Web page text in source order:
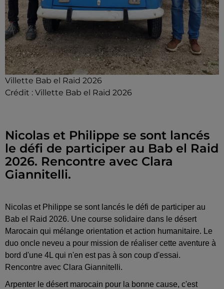
Villette Bab el Raid 2026
Crédit : Villette Bab el Raid 2026
Nicolas et Philippe se sont lancés
le défi de participer au Bab el Raid
2026. Rencontre avec Clara
Giannitelli.
Nicolas et Philippe se sont lancés le défi de participer au
Bab el Raid 2026. Une course solidaire dans le désert
Marocain qui mélange orientation et action humanitaire. Le
duo oncle neveu a pour mission de réaliser cette aventure à
bord d'une 4L qui n'en est pas à son coup d'essai.
Rencontre avec Clara Giannitelli.
Arpenter le désert marocain pour la bonne cause, c'est